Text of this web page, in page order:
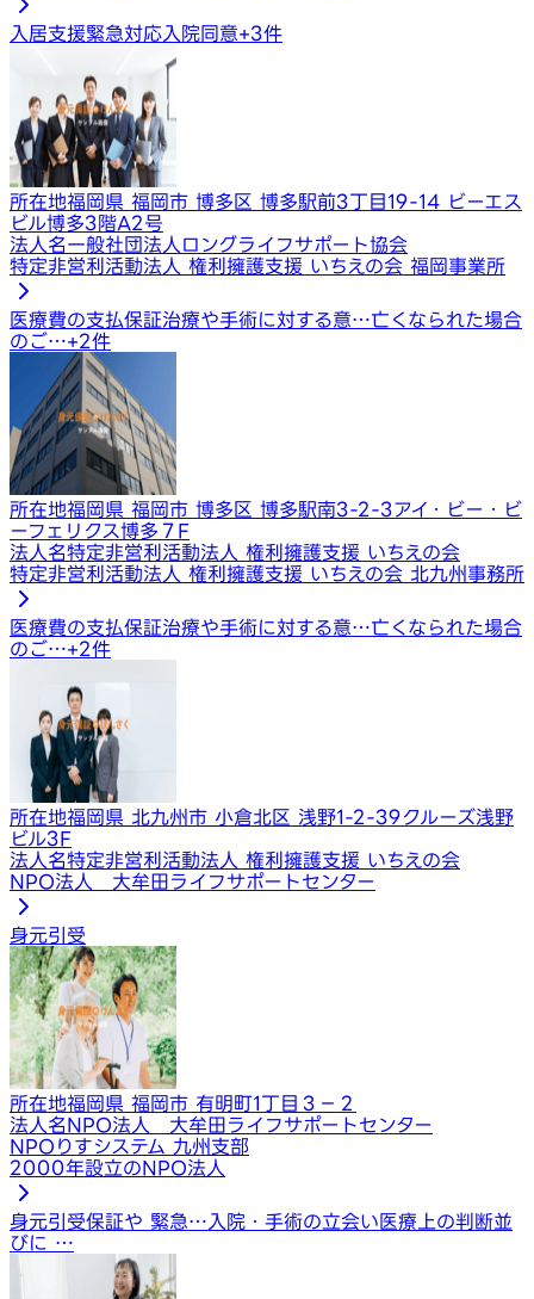
入居支援緊急対応入院同意+3件
所在地福岡県 福岡市 博多区 博多駅前3丁目19-14 ビーエス
ビル博多3階A2号
法人名一般社団法人ロングライフサポート協会
特定非営利活動法人 権利擁護支援 いちえの会 福岡事業所
医療費の支払保証治療や手術に対する意…亡くなられた場合
のご…+2件
所在地福岡県 福岡市 博多区 博多駅南3-2-3アイ・ビー・ビ
ーフェリクス博多７F
法人名特定非営利活動法人 権利擁護支援 いちえの会
特定非営利活動法人 権利擁護支援 いちえの会 北九州事務所
医療費の支払保証治療や手術に対する意…亡くなられた場合
のご…+2件
所在地福岡県 北九州市 小倉北区 浅野1-2-39クルーズ浅野
ビル3F
法人名特定非営利活動法人 権利擁護支援 いちえの会
NPO法人 大牟田ライフサポートセンター
身元引受
所在地福岡県 福岡市 有明町1丁目３－２
法人名NPO法人 大牟田ライフサポートセンター
NPOりすシステム 九州支部
2000年設立のNPO法人
身元引受保証や 緊急… 入院・手術の立会い医療上の判断並
びに …